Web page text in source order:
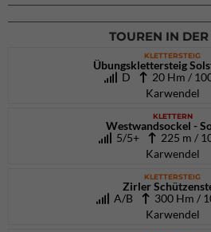
TOUREN IN
KLETTERSTEIG
Übungsklettersteig
D
20 Hm /
Karwendel
KLETTERN
Westwandsockel -
5/5+ 225 m /
Karwendel
KLETTERSTEIG
Zirler
A/B 300 Hm /
Karwendel